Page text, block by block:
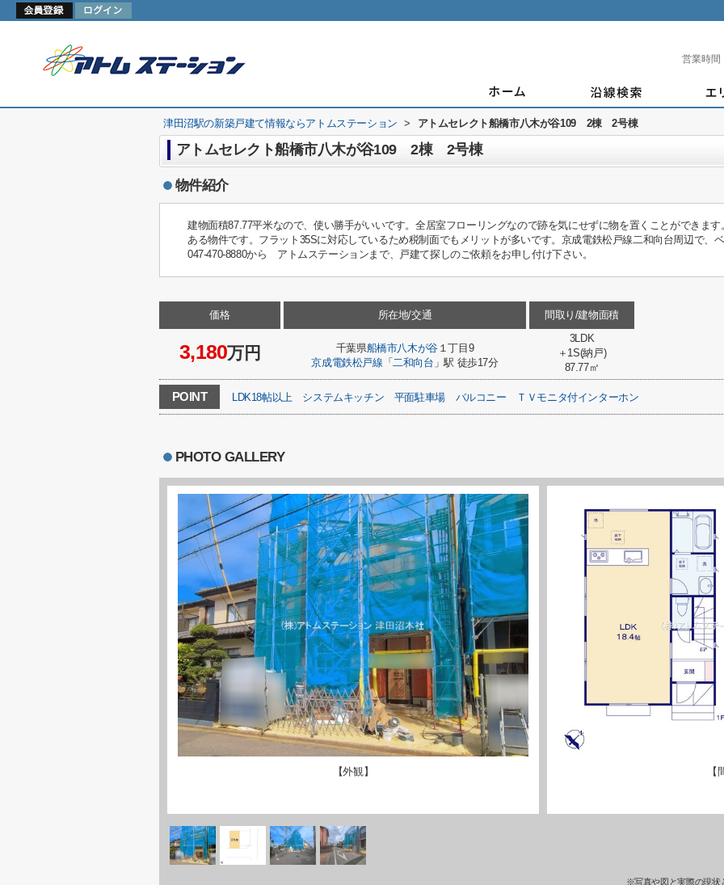
営業時間
津田沼駅の新築戸建て情報ならアトムステーション > アトムセレクト船橋市八木が谷109 2棟 2号棟
アトムセレクト船橋市八木が谷109 2棟 2号棟
物件紹介
建物面積87.77平米なので、使い勝手がいいです。全居室フローリングなので跡を気にせずに物を置くことができま
ある物件です。フラット35Sに対応しているため税制面でもメリットが多いです。京成電鉄松戸線二和向台周辺で、
047-470-8880から アトムステーションまで、戸建て探しのご依頼をお申し付け下さい。
価格
3,180万円
所在地/交通
千葉県船橋市八木が谷１丁目9
京成電鉄松戸線 「二和向台 」駅 徒歩17分
間取り/建物面積
3LDK
＋1S(納戸)
87.77㎡
POINT LDK18帖以上 システムキッチン 平面駐車場 バルコニー ＴＶモニタ付インターホン
PHOTO GALLERY
【外観】
※写真や図と実際の現状